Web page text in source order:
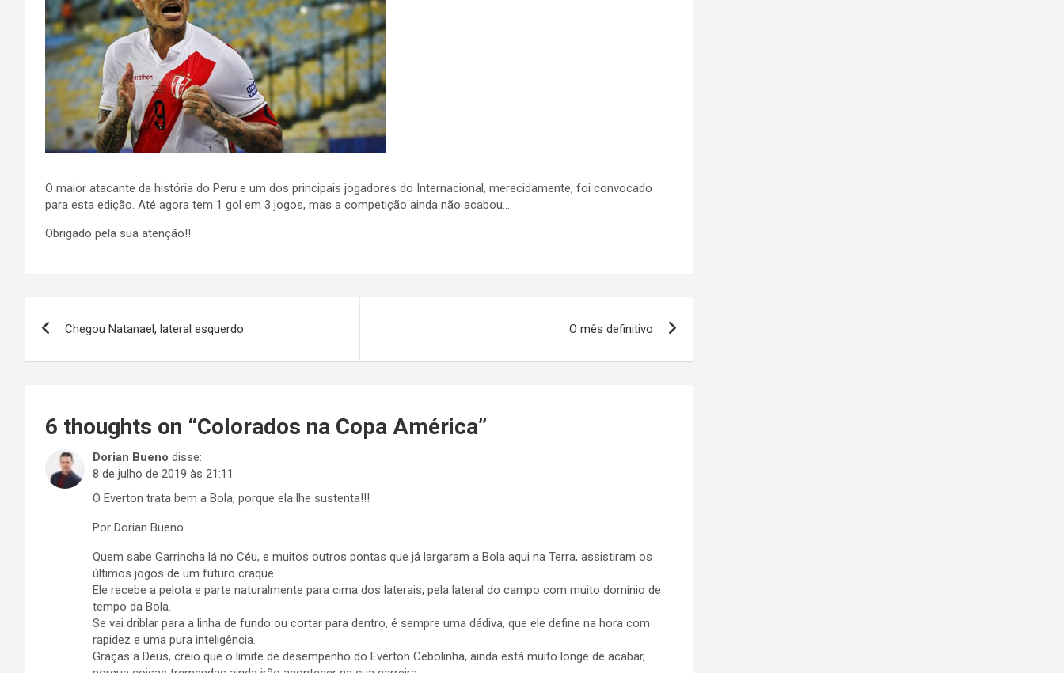
O maior atacante da história do Peru e um dos principais jogadores do Internacional, merecidamente, foi convocado
para esta edição. Até agora tem 1 gol em 3 jogos, mas a competição ainda não acabou…
Obrigado pela sua atenção!!
Chegou Natanael, lateral esquerdo O mês definitivo
6 thoughts on “Colorados na Copa América”
Dorian Bueno disse:
8 de julho de 2019 às 21:11
O Everton trata bem a Bola, porque ela lhe sustenta!!!
Por Dorian Bueno
Quem sabe Garrincha lá no Céu, e muitos outros pontas que já largaram a Bola aqui na Terra, assistiram os
últimos jogos de um futuro craque.
Ele recebe a pelota e parte naturalmente para cima dos laterais, pela lateral do campo com muito domínio de
tempo da Bola.
Se vai driblar para a linha de fundo ou cortar para dentro, é sempre uma dádiva, que ele define na hora com
rapidez e uma pura inteligência.
Graças a Deus, creio que o limite de desempenho do Everton Cebolinha, ainda está muito longe de acabar,